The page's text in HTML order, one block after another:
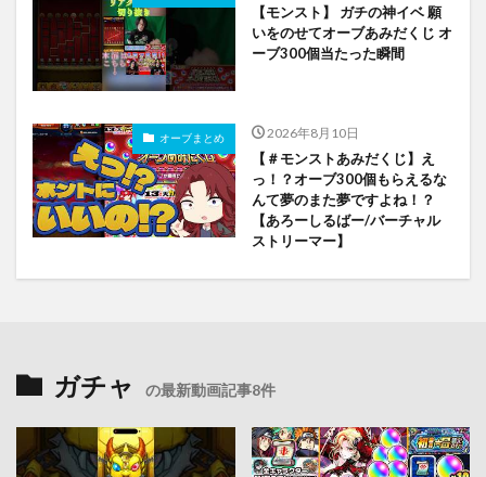
【モンスト】 ガチの神イベ 願
いをのせてオーブあみだくじ オ
ーブ300個当たった瞬間
オーブまとめ 2026年8月10日
【＃モンストあみだくじ】え
っ！？オーブ300個もらえるな
んて夢のまた夢ですよね！？
【あろーしるばー/バーチャル
ストリーマー】
ガチャ の最新動画記事8件